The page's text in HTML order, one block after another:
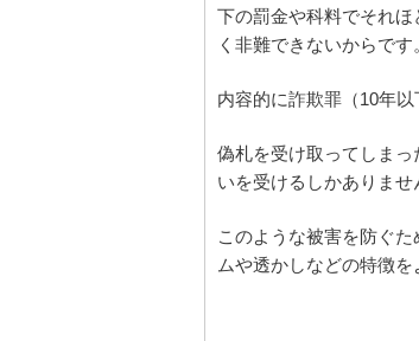
下の罰金や科料でそれ
く非難できないからです
内容的に詐欺罪（10年
偽札を受け取ってしま
いを受けるしかありませ
このような被害を防ぐ
ムや透かしなどの特徴